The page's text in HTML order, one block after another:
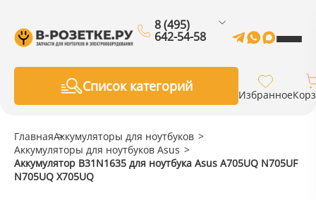
8 (495)
642-54-58
Список категорий
Избранное
ГлавнаяАккумуляторы для ноутбуков
Аккумуляторы для ноутбуков Asus
Аккумулятор B31N1635 для ноутбука Asus A705UQ N705UF
N705UQ X705UQ